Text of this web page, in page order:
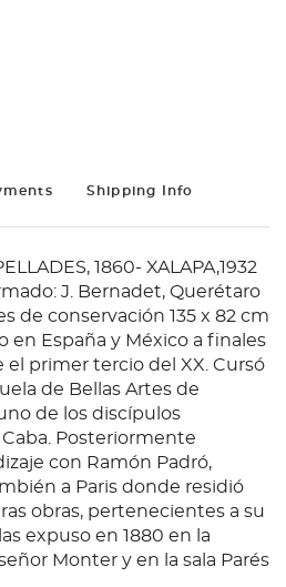
Shipping Info
1860- XALAPA,1932
J. Bernadet, Querétaro
de conservación 135 x 82 cm
en España y México a finales
el primer tercio del XX. Cursó
de Bellas Artes de
de los discípulos
Posteriormente
con Ramón Padró,
a Paris donde residió
obras, pertenecientes a su
expuso en 1880 en la
Monter y en la sala Parés